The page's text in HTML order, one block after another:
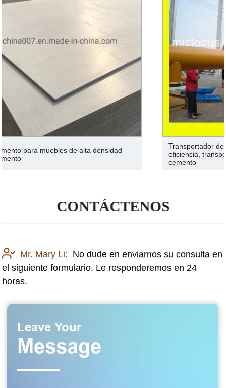
Transportador de banda de cemento en espiral de alta
eficiencia, transportador de tornillo para silos de
CONTÁCTENOS
Mr. Mary Li: No dude en enviarnos su consulta en
el siguiente formulario. Le responderemos en 24
horas.